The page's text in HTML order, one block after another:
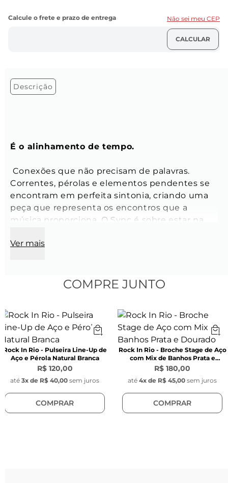
Não sei meu CEP
Descrição
É o alinhamento de tempo.
Correntes, pérolas e elementos pendentes se
encontram em perfeita sintonia, criando uma
peça que representa os encontros que a
música proporciona. O Sync é sobre estar na
Largura do elo: 2 mm á 4 mm
Pingentes:
Pena: 3 cm x 8 mm x 1 mm
Pérolas Naturais:
Largura: 6 mm
Pingente Rock In Rio:
Diâmetro: 15 mm
Ver mais
COMPRE JUNTO
Rock In Rio - Pulseira Line-Up de
Aço e Pérola Natural Branca
R$ 120,00
até 3x de R$ 40,00 sem juros
COMPRAR
Rock In Rio - Broche Stage de Aço
com Mix de Banhos Prata e
Dourado
R$ 180,00
até 4x de R$ 45,00 sem juros
COMPRAR